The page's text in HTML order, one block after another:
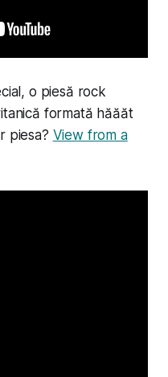
o piesă rock
formată hăăăt
piesa? View from a